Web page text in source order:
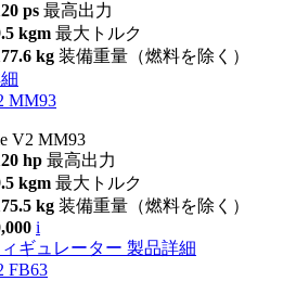
ps 最高出力
kgm 最大トルク
kg 装備重量（燃料を除く）
MM93
V2 MM93
hp 最高出力
kgm 最大トルク
kg 装備重量（燃料を除く）
i
ギュレーター 製品詳細
FB63